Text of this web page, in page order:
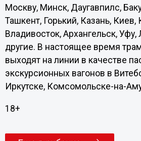
Москву, Минск, Даугавпилс,
Ташкент, Горький, Казань, Киев,
Владивосток, Архангельск,
другие. В настоящее время
выходят на линии в качестве
экскурсионных вагонов в
Иркутске, Комсомольске-на-
18+